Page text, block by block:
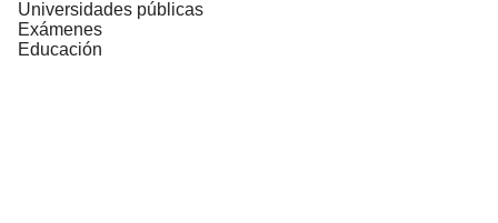
Universidades públicas
Exámenes
Educación